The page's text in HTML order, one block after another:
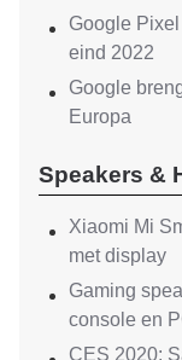
Google
eind 2022
Google
Europa
Speakers &
Xiaomi Mi
met display
Gaming
console en
CES 2020: